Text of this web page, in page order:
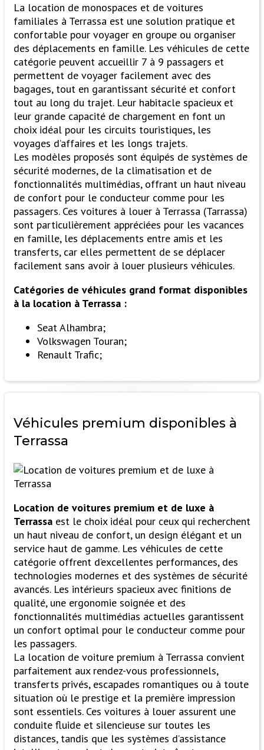
La location de monospaces et de voitures
familiales à Terrassa est une solution pratique et
confortable pour voyager en groupe ou organiser
des déplacements en famille. Les véhicules de cette
catégorie peuvent accueillir 7 à 9 passagers et
permettent de voyager facilement avec des
bagages, tout en garantissant sécurité et confort
tout au long du trajet. Leur habitacle spacieux et
leur grande capacité de chargement en font un
choix idéal pour les circuits touristiques, les
voyages d’affaires et les longs trajets.
Les modèles proposés sont équipés de systèmes de
sécurité modernes, de la climatisation et de
fonctionnalités multimédias, offrant un haut niveau
de confort pour le conducteur comme pour les
passagers. Ces voitures à louer à Terrassa (Tarrassa)
sont particulièrement appréciées pour les vacances
en famille, les déplacements entre amis et les
transferts, car elles permettent de se déplacer
facilement sans avoir à louer plusieurs véhicules.
Catégories de véhicules grand format disponibles
à la location à Terrassa :
Seat Alhambra;
Volkswagen Touran;
Renault Trafic;
Véhicules premium disponibles à
Terrassa
Location de voitures premium et de luxe à
Terrassa est le choix idéal pour ceux qui recherchent
un haut niveau de confort, un design élégant et un
service haut de gamme. Les véhicules de cette
catégorie offrent d’excellentes performances, des
technologies modernes et des systèmes de sécurité
avancés. Les intérieurs spacieux avec finitions de
qualité, une ergonomie soignée et des
fonctionnalités multimédias actuelles garantissent
un confort optimal pour le conducteur comme pour
les passagers.
La location de voiture premium à Terrassa convient
parfaitement aux rendez-vous professionnels,
transferts privés, escapades romantiques ou à toute
situation où le prestige et la première impression
sont essentiels. Ces voitures à louer assurent une
conduite fluide et silencieuse sur toutes les
distances, tandis que les systèmes d’assistance